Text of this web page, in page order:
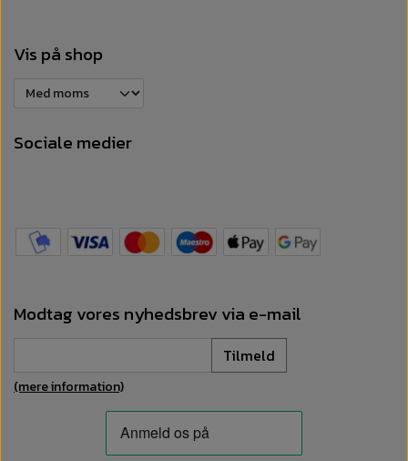
Vis på shop
Sociale medier
Modtag vores nyhedsbrev via e-mail
Tilmeld
(mere information)